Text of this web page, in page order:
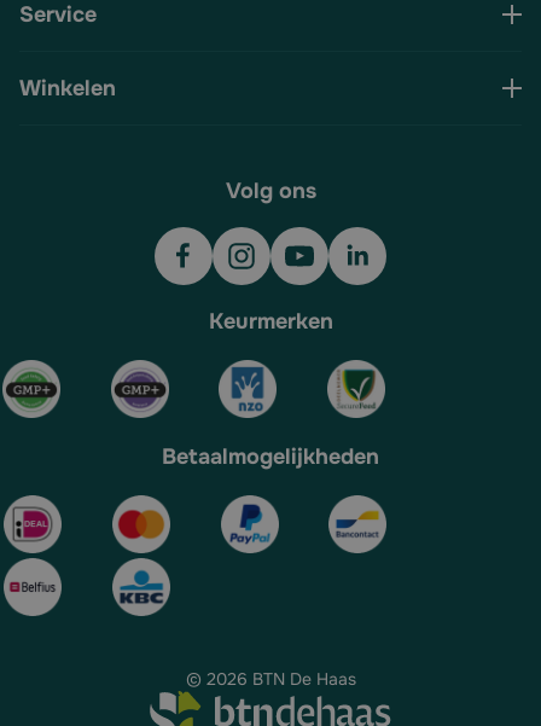
Service
Winkelen
Volg ons
Keurmerken
Betaalmogelijkheden
© 2026 BTN De Haas